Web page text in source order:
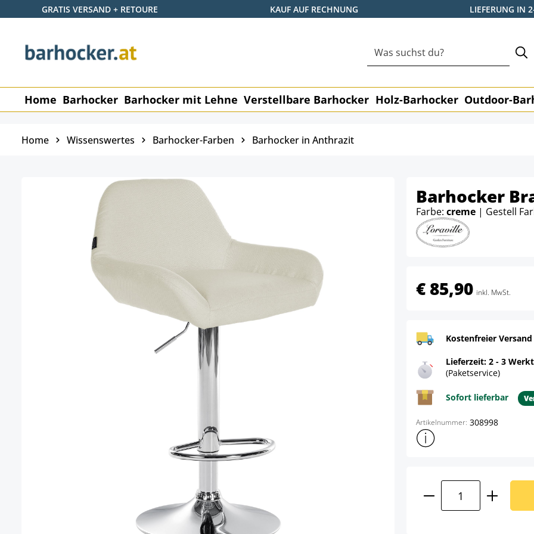
Hauptinhalt springen
Zur Suche springen
Zur Hauptnavigation springen
GRATIS VERSAND + RETOURE KAUF AUF RECHNUNG LIEFERUNG IN
Home Barhocker Barhocker mit Lehne Verstellbare Barhocker Holz-Barhocker Outdoor-
Home Wissenswertes Barhocker-Farben Barhocker in Anthrazit
Barhocker
Farbe: creme | Gestell
€ 85,90 inkl. MwSt.
Kostenfreier
Lieferzeit: 2 - 3
(Paketservice)
Sofort lieferbar
Artikelnummer: 308998
Weitere
Produkt Anzahl: